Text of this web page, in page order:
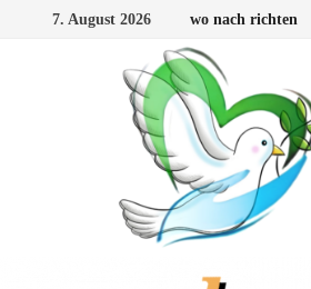
7. August 2026 wo nach richten